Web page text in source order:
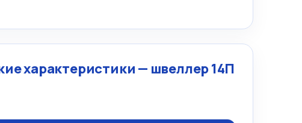
характеристики — швеллер 14П